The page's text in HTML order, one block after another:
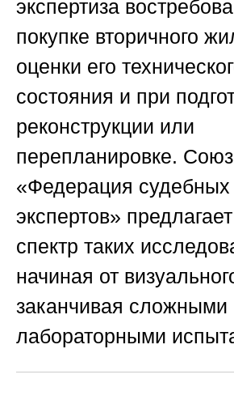
экспертиза
покупке вторичного
оценки его
состояния и при
реконструкции или
перепланировке. Союз
«Федерация судебных
экспертов»
спектр таких
начиная от
заканчивая сложными
лабораторными